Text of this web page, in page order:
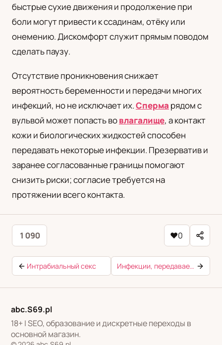
быстрые сухие движения и продолжение при
боли могут привести к ссадинам, отёку или
онемению. Дискомфорт служит прямым поводом
сделать паузу.
Отсутствие проникновения снижает
вероятность беременности и передачи многих
инфекций, но не исключает их.Сперма рядом с
вульвой может попасть вовлагалище, а контакт
кожи и биологических жидкостей способен
передавать некоторые инфекции. Презерватив и
заранее согласованные границы помогают
снизить риски; согласие требуется на
протяжении всего контакта.
1 090 ♥0
Интрабиальный секс Инфекции, передаваемые половым путём (ИППП)
abc.S69.pl
18+ | SEO, образование и дискретные переходы в
основной магазин.